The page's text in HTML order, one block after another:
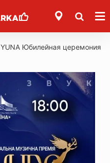
YUNA Юбилейная церемония